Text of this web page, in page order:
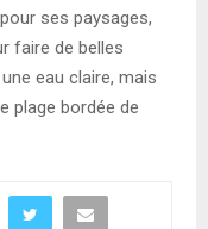
ses paysages,
faire de belles
eau claire, mais
plage bordée de